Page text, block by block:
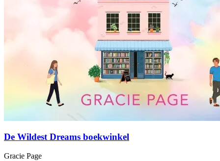
De Wildest Dreams boekwinkel
Gracie Page